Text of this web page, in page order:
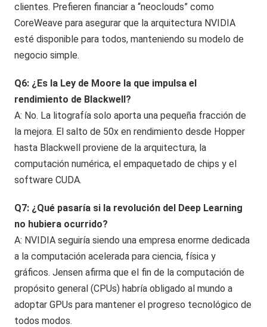
clientes. Prefieren financiar a “neoclouds” como
CoreWeave para asegurar que la arquitectura NVIDIA
esté disponible para todos, manteniendo su modelo de
negocio simple.
Q6: ¿Es la Ley de Moore la que impulsa el
rendimiento de Blackwell?
A: No. La litografía solo aporta una pequeña fracción de
la mejora. El salto de 50x en rendimiento desde Hopper
hasta Blackwell proviene de la arquitectura, la
computación numérica, el empaquetado de chips y el
software CUDA.
Q7: ¿Qué pasaría si la revolución del Deep Learning
no hubiera ocurrido?
A: NVIDIA seguiría siendo una empresa enorme dedicada
a la computación acelerada para ciencia, física y
gráficos. Jensen afirma que el fin de la computación de
propósito general (CPUs) habría obligado al mundo a
adoptar GPUs para mantener el progreso tecnológico de
todos modos.